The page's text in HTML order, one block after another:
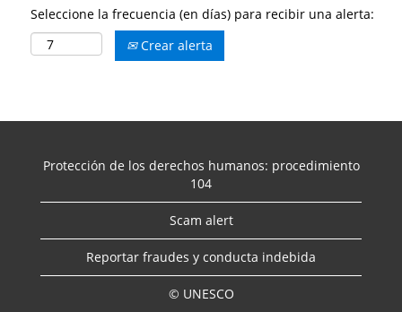
Seleccione la frecuencia (en días) para recibir una alerta:
Crear alerta
Protección de los derechos humanos: procedimiento
104
Scam alert
Reportar fraudes y conducta indebida
© UNESCO